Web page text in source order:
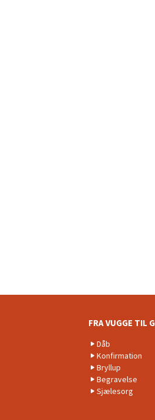
FRA VUGGE TIL
Dåb
Konfirmation
Bryllup
Begravelse
Sjælesorg